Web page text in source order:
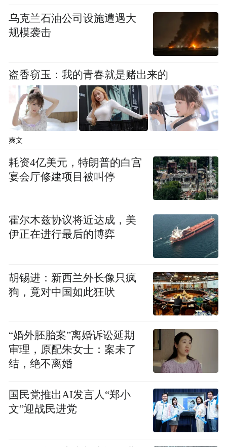
陀塔寺向当地医院捐赠善款1万元；宜昌当阳
玉泉寺向当地慈善机构捐款3万元，捐赠价值
12万元的医用口罩4.1万个；潜江市佛协发布
倡议书，号召全市佛教活动场所和信教群众
向当地红十字会捐款捐物。据不完全统计，
截至1月27日，全省佛教界为防控疫情捐款捐
物约150余万元。
附：湖北省佛教协会致全省佛教界同仁的倡
议书
乌克兰石油公司设施遭遇大
规模袭击
盗香窃玉：我的青春就是赌出来的
爽文
耗资4亿美元，特朗普的白宫
宴会厅修建项目被叫停
霍尔木兹协议将近达成，美
伊正在进行最后的博弈
胡锡进：新西兰外长像只疯
狗，竟对中国如此狂吠
“婚外胚胎案”离婚诉讼延期
审理，原配朱女士：案未了
结，绝不离婚
国民党推出AI发言人“郑小
文”迎战民进党